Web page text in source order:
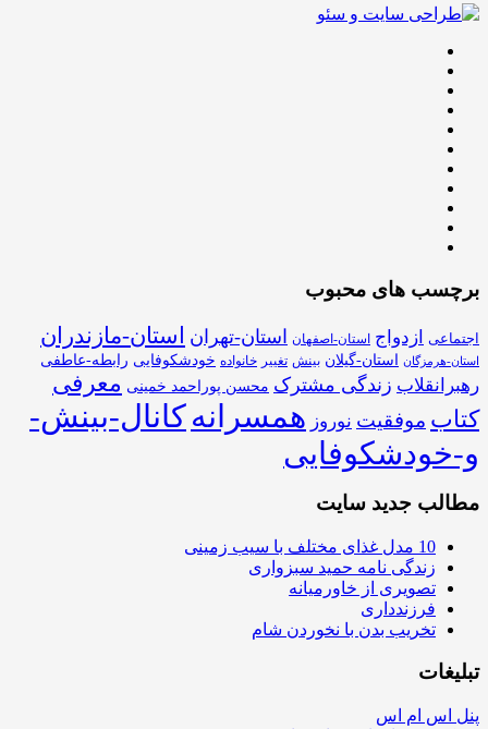
برچسب های محبوب
اجتماعی ازدواج استان-اصفهان استان-تهران استان-مازندران
استان-هرمزگان استان-گیلان بینش تغییر خانواده خودشکوفایی رابطه-عاطفی
رهبرانقلاب زندگی مشترک محسن پوراحمد خمینی معرفی
کتاب موفقیت نوروز همسرانهکانال-بینش-
و-خودشکوفایی
مطالب جدید سایت
10 مدل غذای مختلف با سیب زمینی
زندگی نامه حمید سبزواری
تصویری از خاورمیانه
فرزندداری
تخریب بدن با نخوردن شام
تبلیغات
پنل اس ام اس